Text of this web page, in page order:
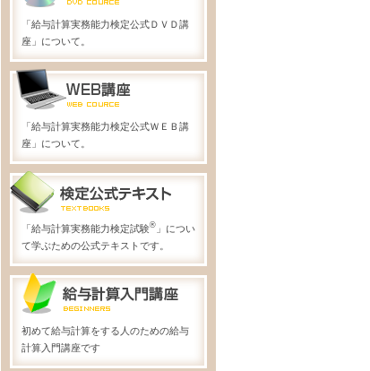
「給与計算実務能力検定公式ＤＶＤ講
座」について。
「給与計算実務能力検定公式ＷＥＢ講
座」について。
「給与計算実務能力検定試験® 」につい
て学ぶための公式テキストです。
初めて給与計算をする人のための給与
計算入門講座です